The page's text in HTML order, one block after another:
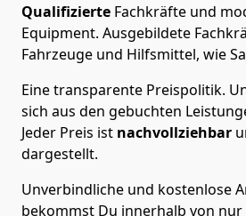
Qualifizierte Fachkräfte und
Equipment. Ausgebildete
Fahrzeuge und Hilfsmittel, wie
Eine transparente Preispolitik.
sich aus den gebuchten
Jeder Preis ist nachvollziehbar
dargestellt.
Unverbindliche und kostenlose
bekommst Du innerhalb von nur